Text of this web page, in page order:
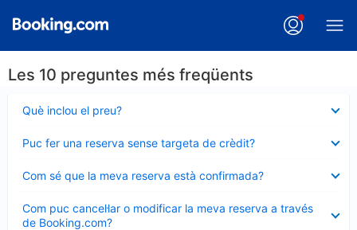
Les 10 preguntes més freqüents
Què inclou el preu?
tancat
Puc fer una reserva sense targeta de crèdit?
tancat
Com sé que la meva reserva està confirmada?
tancat
Com puc cancel·lar o modificar la meva reserva a través
de Booking.com?
tancat